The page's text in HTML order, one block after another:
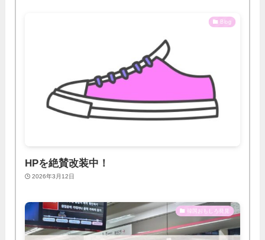
Blog
HPを絶賛改装中！
2026年3月12日
韓国おもしろ発見